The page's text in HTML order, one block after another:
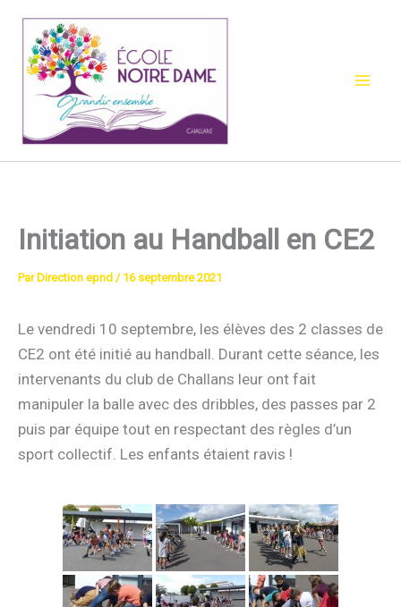
contenu
Initiation au Handball en CE2
Par Direction epnd / 16 septembre 2021
Le vendredi 10 septembre, les élèves des 2 classes de
CE2 ont été initié au handball. Durant cette séance, les
intervenants du club de Challans leur ont fait
manipuler la balle avec des dribbles, des passes par 2
puis par équipe tout en respectant des règles d’un
sport collectif. Les enfants étaient ravis !